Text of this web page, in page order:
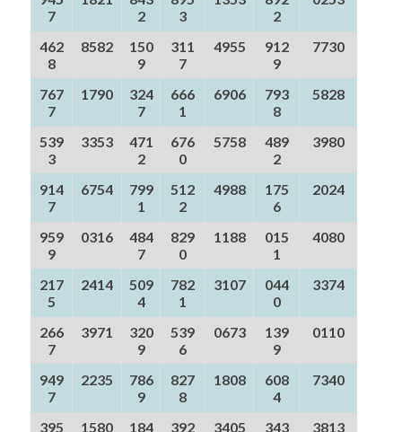
7
2
3
2
462
8
8582
150
9
311
7
4955
912
9
7730
767
7
1790
324
7
666
1
6906
793
8
5828
539
3
3353
471
2
676
0
5758
489
2
3980
914
7
6754
799
1
512
2
4988
175
6
2024
959
9
0316
484
7
829
0
1188
015
1
4080
217
5
2414
509
4
782
1
3107
044
0
3374
266
7
3971
320
9
539
6
0673
139
9
0110
949
7
2235
786
9
827
8
1808
608
4
7340
395
1580
184
392
3405
343
3813